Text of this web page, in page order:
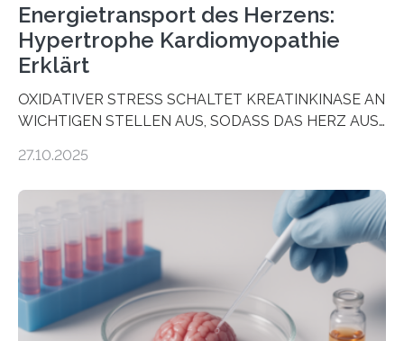
Energietransport des Herzens:
Hypertrophe Kardiomyopathie
Erklärt
OXIDATIVER STRESS SCHALTET KREATINKINASE AN
WICHTIGEN STELLEN AUS, SODASS DAS HERZ AUS
aus dem Deutschen Zentrum für Herzinsuffizienz
im Journal Circulation, warum der Energietransport bei
der Hypertrophen Kardiomyopathie (HCM) versagen
kann und wie sich durch eine Verringerung der
Herzbelastung und des oxidativen Stresses
Rhythmusstörungen reduzieren lassen. Würzburg. Die
hypertrophe Kardiomyopathie (HCM) ist die häufigste
erblich bedingte Herzerkrankung. Sie führt dazu, dass
27.10.2025